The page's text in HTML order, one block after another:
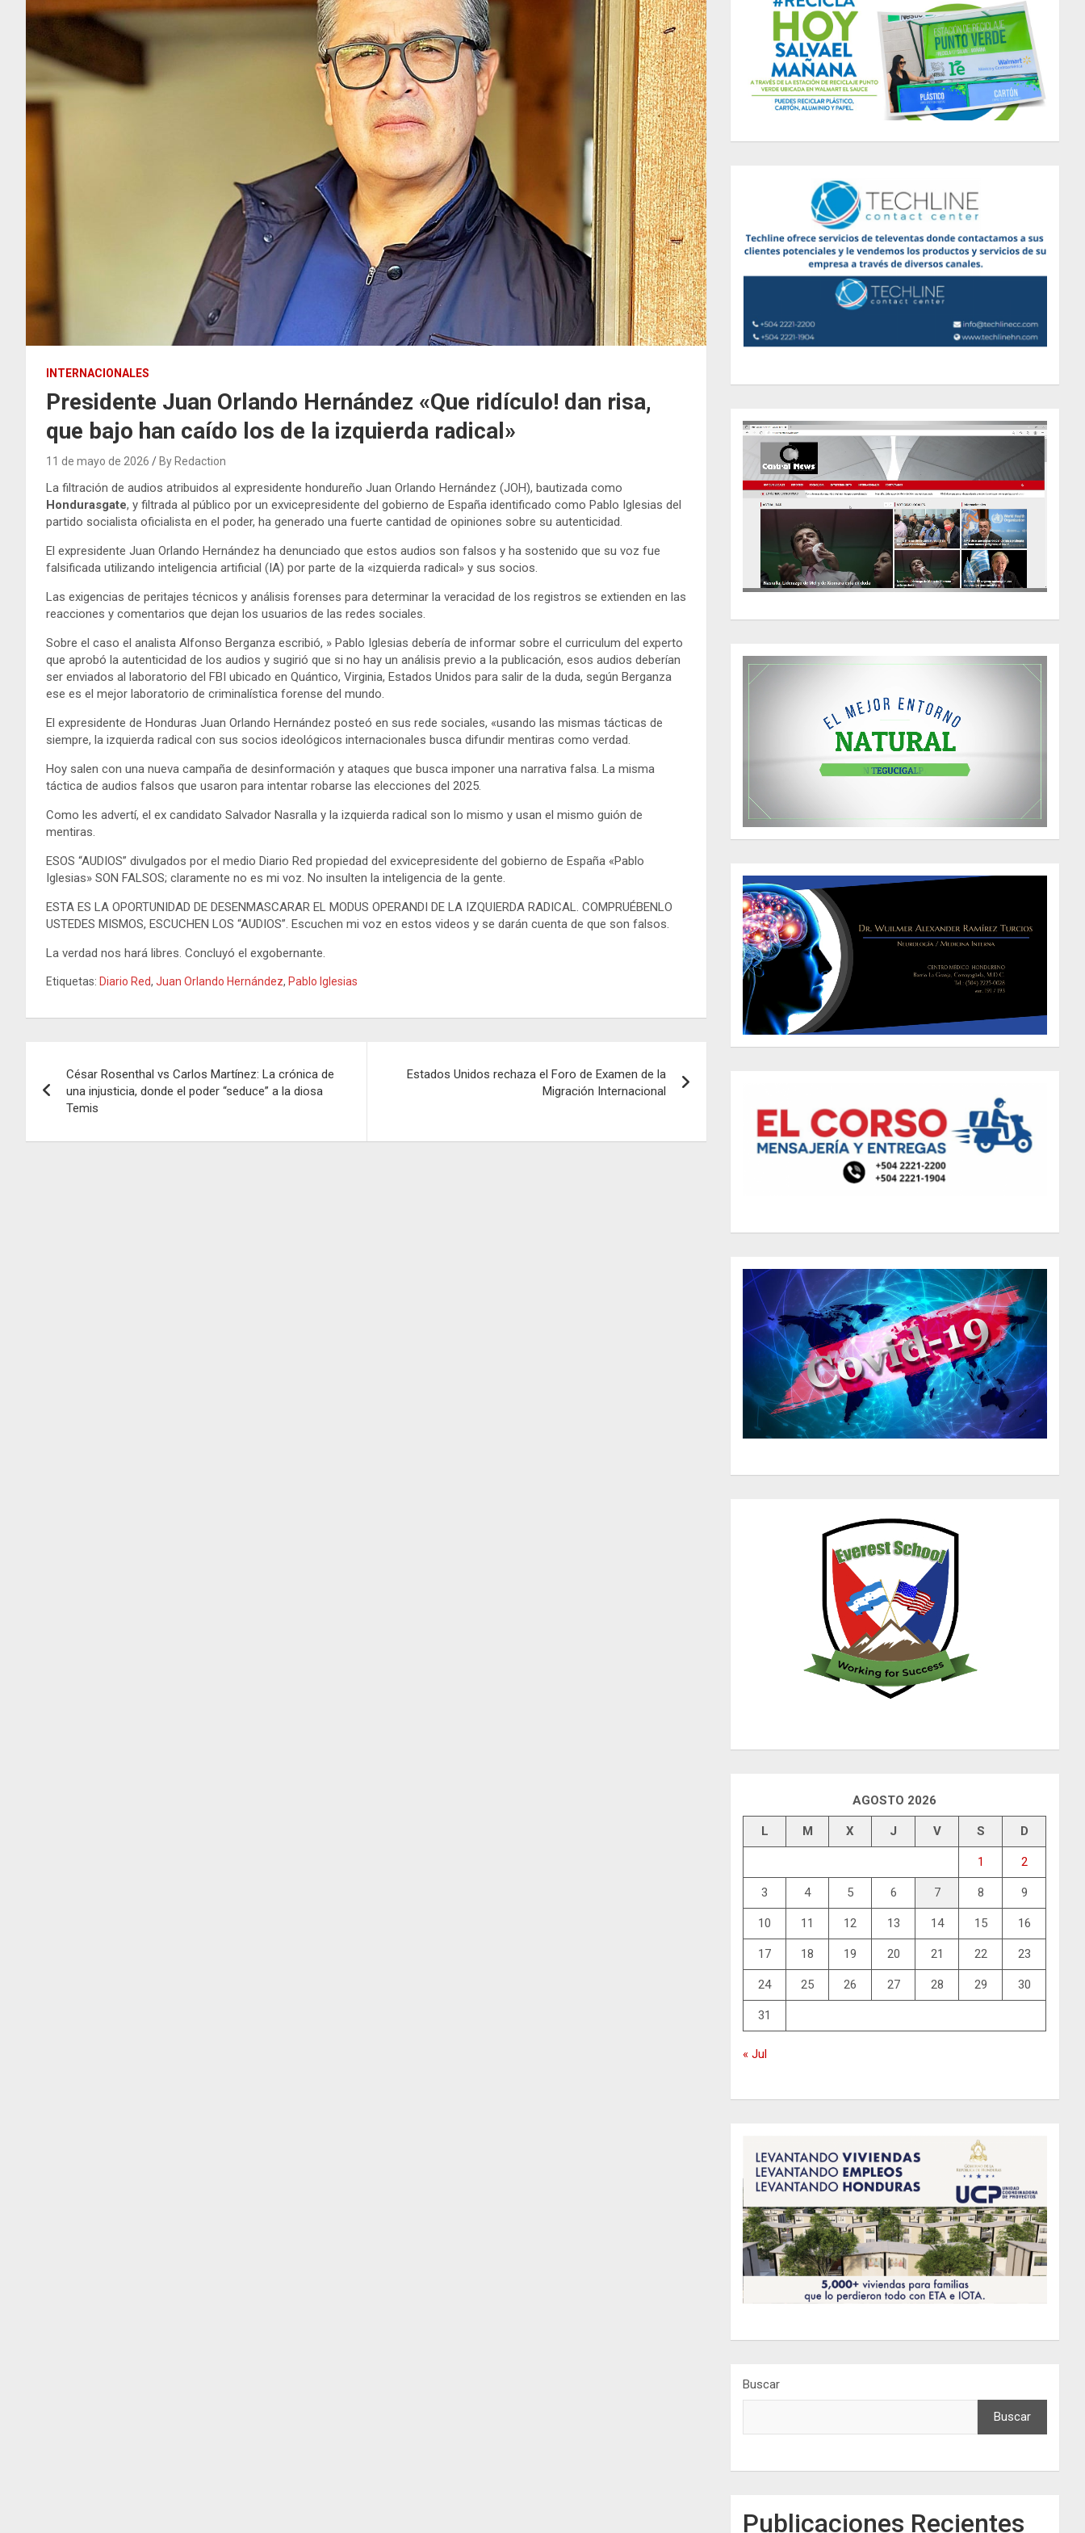
INTERNACIONALES
Presidente Juan Orlando Hernández «Que ridículo! dan risa,
que bajo han caído los de la izquierda radical»
11 de mayo de 2026 By Redaction
La filtración de audios atribuidos al expresidente hondureño Juan Orlando Hernández (JOH), bautizada como
Hondurasgate, y filtrada al público por un exvicepresidente del gobierno de España identificado como Pablo Iglesias del
partido socialista oficialista en el poder, ha generado una fuerte cantidad de opiniones sobre su autenticidad.
El expresidente Juan Orlando Hernández ha denunciado que estos audios son falsos y ha sostenido que su voz fue
falsificada utilizando inteligencia artificial (IA) por parte de la «izquierda radical» y sus socios.
Las exigencias de peritajes técnicos y análisis forenses para determinar la veracidad de los registros se extienden en las
reacciones y comentarios que dejan los usuarios de las redes sociales.
Sobre el caso el analista Alfonso Berganza escribió, » Pablo Iglesias debería de informar sobre el curriculum del experto
que aprobó la autenticidad de los audios y sugirió que si no hay un análisis previo a la publicación, esos audios deberían
ser enviados al laboratorio del FBI ubicado en Quántico, Virginia, Estados Unidos para salir de la duda, según Berganza
ese es el mejor laboratorio de criminalística forense del mundo.
El expresidente de Honduras Juan Orlando Hernández posteó en sus rede sociales, «usando las mismas tácticas de
siempre, la izquierda radical con sus socios ideológicos internacionales busca difundir mentiras como verdad.
Hoy salen con una nueva campaña de desinformación y ataques que busca imponer una narrativa falsa. La misma
táctica de audios falsos que usaron para intentar robarse las elecciones del 2025.
Como les advertí, el ex candidato Salvador Nasralla y la izquierda radical son lo mismo y usan el mismo guión de
mentiras.
ESOS “AUDIOS” divulgados por el medio Diario Red propiedad del exvicepresidente del gobierno de España «Pablo
Iglesias» SON FALSOS; claramente no es mi voz. No insulten la inteligencia de la gente.
ESTA ES LA OPORTUNIDAD DE DESENMASCARAR EL MODUS OPERANDI DE LA IZQUIERDA RADICAL. COMPRUÉBENLO
USTEDES MISMOS, ESCUCHEN LOS “AUDIOS”. Escuchen mi voz en estos videos y se darán cuenta de que son falsos.
La verdad nos hará libres. Concluyó el exgobernante.
Etiquetas: Diario Red, Juan Orlando Hernández, Pablo Iglesias
de
César Rosenthal vs Carlos Martínez: La crónica de
una injusticia, donde el poder “seduce” a la diosa
Temis
Estados Unidos rechaza el Foro de Examen de la
Migración Internacional
AGOSTO 2026
L M X J V S D
1 2
3 4 5 6 7 8 9
10 11 12 13 14 15 16
17 18 19 20 21 22 23
24 25 26 27 28 29 30
31
« Jul
Buscar
Buscar
Publicaciones Recientes